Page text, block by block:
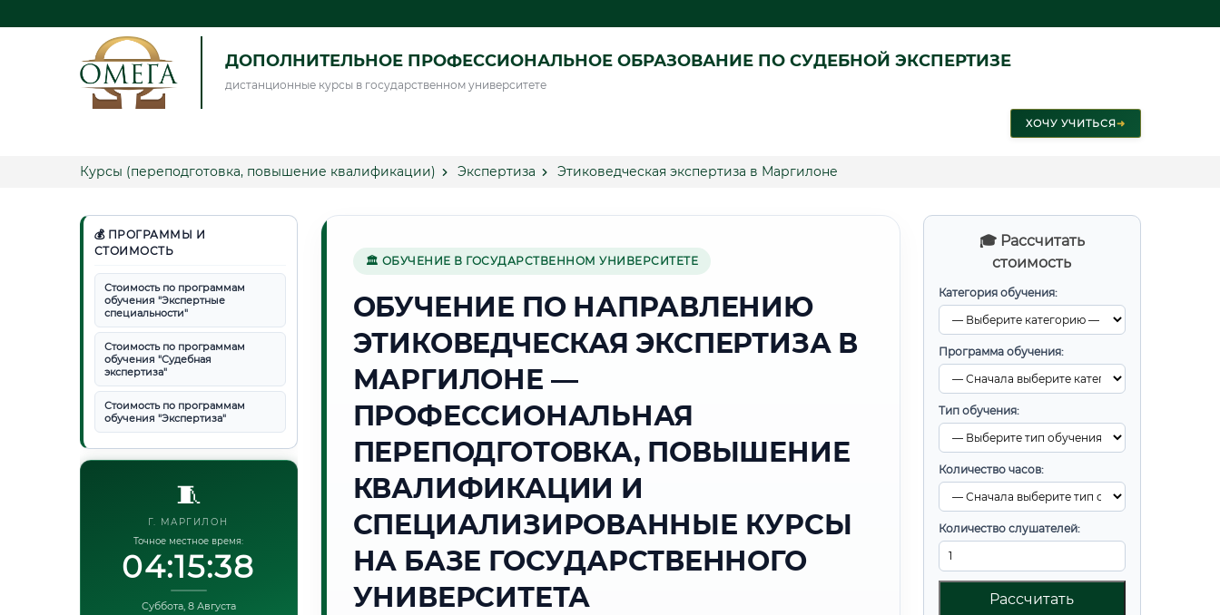
ДОПОЛНИТЕЛЬНОЕ ПРОФЕССИОНАЛЬНОЕ ОБРАЗОВАНИЕ ПО СУДЕБНОЙ ЭКСПЕРТИЗЕ
дистанционные курсы в государственном университете
ХОЧУ УЧИТЬСЯ➜
Курсы (переподготовка, повышение квалификации) Экспертиза Этиковедческая экспертиза в Маргилоне
💰 ПРОГРАММЫ И
СТОИМОСТЬ
Стоимость по программам
обучения "Экспертные
специальности"
Стоимость по программам
обучения "Судебная
экспертиза"
Стоимость по программам
обучения "Экспертиза"
🧵
Г. МАРГИЛОН
Точное местное время:
04:15:39
Суббота, 8 Августа
🎓 Рассчитать
стоимость
Категория обучения:
Программа обучения:
Тип обучения:
Количество часов:
Количество слушателей:
Рассчитать
🏛 ОБУЧЕНИЕ В ГОСУДАРСТВЕННОМ УНИВЕРСИТЕТЕ
ОБУЧЕНИЕ ПО НАПРАВЛЕНИЮ
ЭТИКОВЕДЧЕСКАЯ ЭКСПЕРТИЗА В
МАРГИЛОНЕ —
ПРОФЕССИОНАЛЬНАЯ
ПЕРЕПОДГОТОВКА, ПОВЫШЕНИЕ
КВАЛИФИКАЦИИ И
СПЕЦИАЛИЗИРОВАННЫЕ КУРСЫ
НА БАЗЕ ГОСУДАРСТВЕННОГО
УНИВЕРСИТЕТА